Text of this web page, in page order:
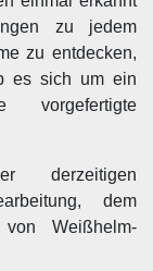
zu jedem
zu entdecken,
es sich um ein
derzeitigen
dem
Weißhelm-